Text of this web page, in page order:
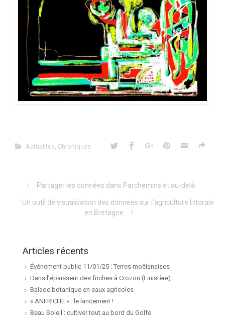
Actualités, Chroniques
Partager les données dans Parchemins et au-delà
Un outil de visualisation des données sur l’agriculture littorale
en Bretagne
Articles récents
Évènement public 11/01/25 : Terres moëlanaises
Dans l’épaisseur des friches à Crozon (Finistère)
Balade botanique en eaux agricoles
« ANFRICHE » : le lancement !
Beau Soleil : cultiver tout au bord du Golfe